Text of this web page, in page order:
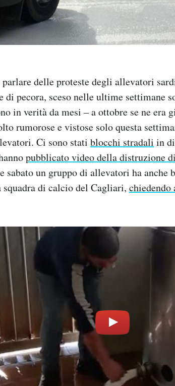
delle proteste degli allevatori
di pecora, sceso nelle ultime settimane
in verità da mesi – a ottobre se ne era
rumorose e vistose solo questa
Ci sono stati blocchi stradali in
pubblicato video della distruzione
e sabato un gruppo di allevatori ha anche
di calcio del Cagliari,